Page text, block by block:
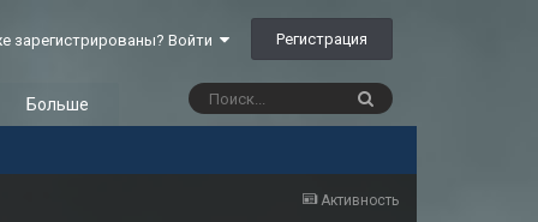
зарегистрированы? Войти Регистрация
Больше
Активность